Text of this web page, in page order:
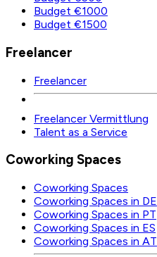
Budget €1000
Budget €1500
Freelancer
Freelancer
Freelancer Vermittlung
Talent as a Service
Coworking Spaces
Coworking Spaces
Coworking Spaces in DE
Coworking Spaces in PT
Coworking Spaces in ES
Coworking Spaces in AT